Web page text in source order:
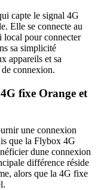
capte le signal 4G
Elle se connecte au
local pour connecter
sa simplicité
appareils et sa
connexion.
fixe Orange et
une connexion
que la Flybox 4G
dune connexion
différence réside
alors que la 4G fixe